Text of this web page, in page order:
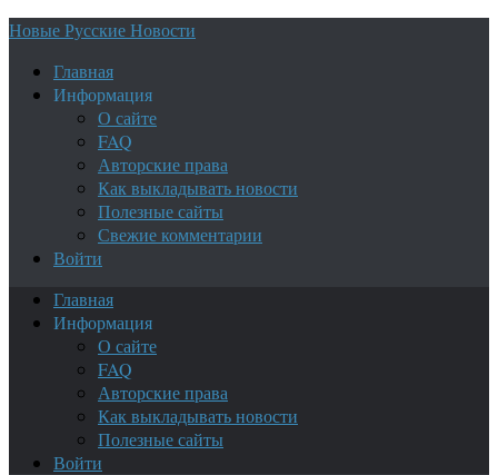
Новые Русские Новости
Главная
Информация
О сайте
FAQ
Авторские права
Как выкладывать новости
Полезные сайты
Свежие комментарии
Войти
Главная
Информация
О сайте
FAQ
Авторские права
Как выкладывать новости
Полезные сайты
Войти